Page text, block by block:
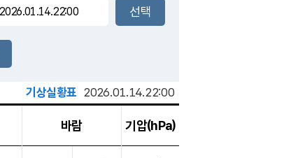
장호원
기상실황표 2026.01.14.22:00
바람 기압(hPa)